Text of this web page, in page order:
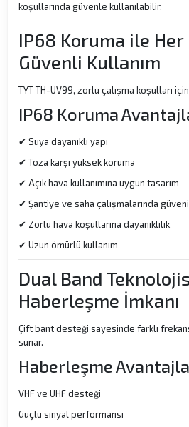
koşullarında güvenle kullanılabilir.
IP68 Koruma ile
Güvenli Kullanım
TYT TH-UV99, zorlu çalışma koşulları
IP68 Koruma
✔ Suya dayanıklı yapı
✔ Toza karşı yüksek koruma
✔ Açık hava kullanımına uygun tasarım
✔ Şantiye ve saha çalışmalarında
✔ Zorlu hava koşullarına dayanıklılık
✔ Uzun ömürlü kullanım
Dual Band
Haberleşme İmkanı
Çift bant desteği sayesinde farklı
sunar.
Haberleşme
VHF ve UHF desteği
Güçlü sinyal performansı